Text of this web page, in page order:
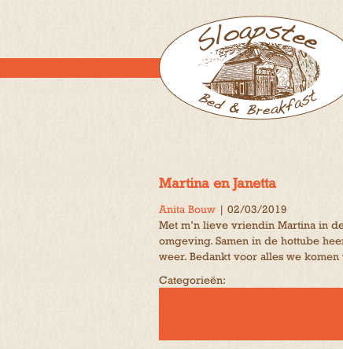
Martina en Janetta
Anita Bouw | 02/03/2019
Met m’n lieve vriendin Martina in
omgeving. Samen in de hottube
weer. Bedankt voor alles we komen
Categorieën: